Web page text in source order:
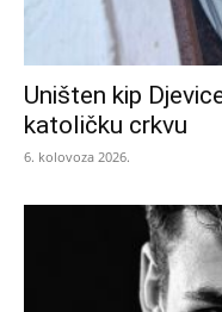
Uništen kip
katoličku crkvu
6. kolovoza 2026.